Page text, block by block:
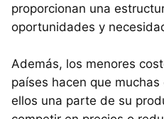
proporcionan una
oportunidades y
Además, los menores
países hacen que
ellos una parte de su